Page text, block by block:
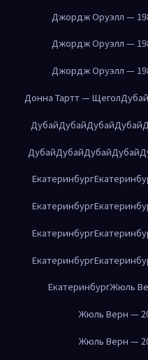
Джордж Оруэлл —
Джордж Оруэлл —
Джордж Оруэлл —
Донна Тартт — ЩеголДубай
ДубайДубайДубайДубай
ДубайДубайДубайДубай
Екатеринбург
Екатеринбург
Екатеринбург
Екатеринбург
ЕкатеринбургЖюль
Жюль Верн —
Жюль Верн —